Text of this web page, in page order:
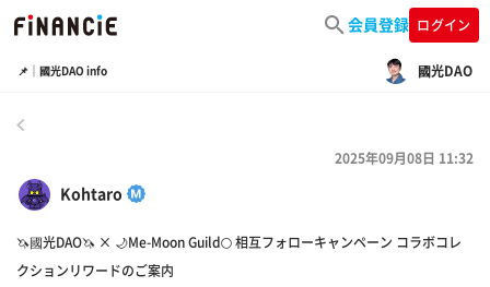
会員登録 ログイン
📌｜國光DAO info 國光DAO
Kohtaro
2025年09月08日 11:32
🦄國光DAO🦄 × 🌙Me-Moon Guild🌕 相互フォローキャンペーン コラボコレ
クションリワードのご案内